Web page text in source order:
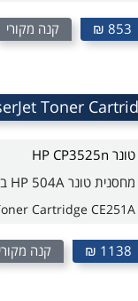
853 ₪ קנה מקורי
טונר HP CP3525n
מחסנית טונר HP 504A בצבע כחול
Cartridge CE251A
1138 ₪ קנה מקורי